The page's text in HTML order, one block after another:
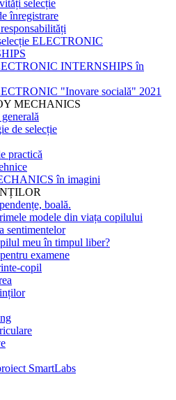
selecție
înregistrare
ELECTRONIC
INTERNSHIPS în
"Inovare socială" 2021
MECHANICS
de selecție
practică
în imagini
boală.
modele din viața copilului
sentimentelor
meu în timpul liber?
examene
copil
SmartLabs